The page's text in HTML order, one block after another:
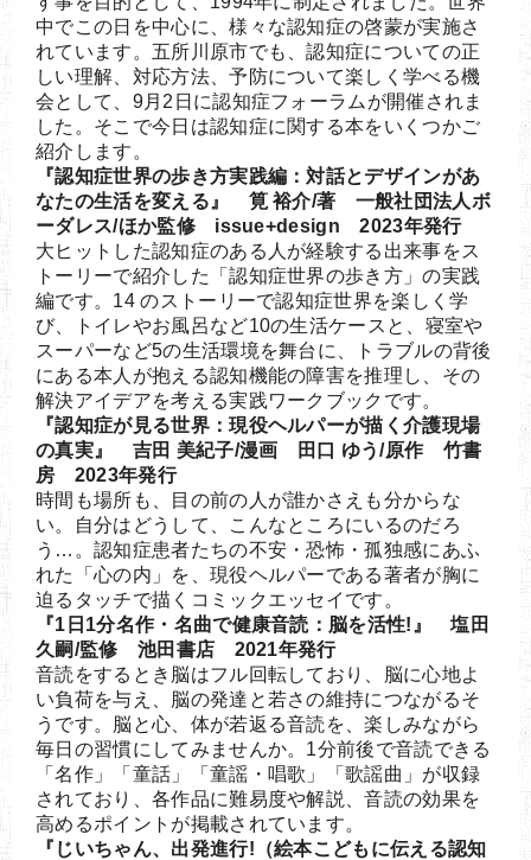
中でこの日を中心に、様々な認知症の啓蒙が実施さ
れています。五所川原市でも、認知症についての正
しい理解、対応方法、予防について楽しく学べる機
会として、9月2日に認知症フォーラムが開催されま
した。そこで今日は認知症に関する本をいくつかご
紹介します。
『認知症世界の歩き方実践編：対話とデザインがあ
なたの生活を変える』 筧 裕介/著 一般社団法人ボ
ーダレス/ほか監修 issue+design 2023年発行
大ヒットした認知症のある人が経験する出来事をス
トーリーで紹介した「認知症世界の歩き方」の実践
編です。14 のストーリーで認知症世界を楽しく学
び、トイレやお風呂など10の生活ケースと、寝室や
スーパーなど5の生活環境を舞台に、トラブルの背後
にある本人が抱える認知機能の障害を推理し、その
解決アイデアを考える実践ワークブックです。
『認知症が見る世界：現役ヘルパーが描く介護現場
の真実』 吉田 美紀子/漫画 田口 ゆう/原作 竹書
房 2023年発行
時間も場所も、目の前の人が誰かさえも分からな
い。自分はどうして、こんなところにいるのだろ
う…。認知症患者たちの不安・恐怖・孤独感にあふ
れた「心の内」を、現役ヘルパーである著者が胸に
迫るタッチで描くコミックエッセイです。
『1日1分名作・名曲で健康音読：脳を活性!』 塩田
久嗣/監修 池田書店 2021年発行
音読をするとき脳はフル回転しており、脳に心地よ
い負荷を与え、脳の発達と若さの維持につながるそ
うです。脳と心、体が若返る音読を、楽しみながら
毎日の習慣にしてみませんか。1分前後で音読できる
「名作」「童話」「童謡・唱歌」「歌謡曲」が収録
されており、各作品に難易度や解説、音読の効果を
高めるポイントが掲載されています。
『じいちゃん、出発進行!（絵本こどもに伝える認知